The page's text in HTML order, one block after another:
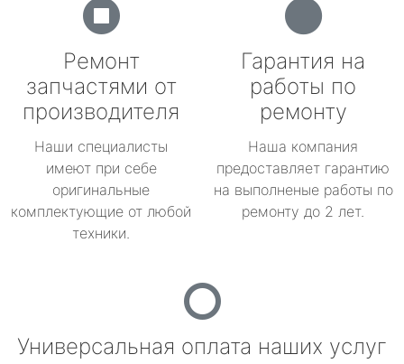
Ремонт
запчастями от
производителя
Наши специалисты
имеют при себе
оригинальные
комплектующие от любой
техники.
Гарантия на
работы по
ремонту
Наша компания
предоставляет гарантию
на выполненые работы по
ремонту до 2 лет.
Универсальная оплата наших услуг